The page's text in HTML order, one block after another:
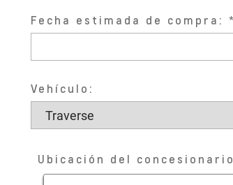
Fecha estimada de compra:
Vehículo:
Ubicación del concesionario